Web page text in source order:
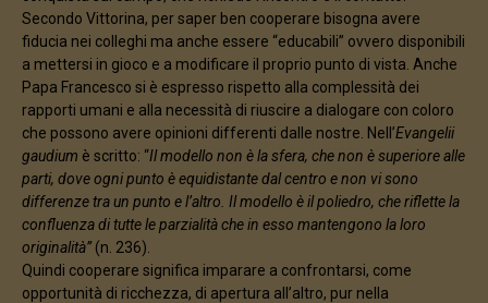
Secondo Vittorina, per saper ben cooperare bisogna avere
fiducia nei colleghi ma anche essere “educabili” ovvero disponibili
a mettersi in gioco e a modificare il proprio punto di vista. Anche
Papa Francesco si è espresso rispetto alla complessità dei
rapporti umani e alla necessità di riuscire a dialogare con coloro
che possono avere opinioni differenti dalle nostre. Nell’Evangelii
gaudium è scritto: “Il modello non è la sfera, che non è superiore alle
parti, dove ogni punto è equidistante dal centro e non vi sono
differenze tra un punto e l’altro. Il modello è il poliedro, che riflette la
confluenza di tutte le parzialità che in esso mantengono la loro
originalità”(n. 236).
Quindi cooperare significa imparare a confrontarsi, come
opportunità di ricchezza, di apertura all’altro, pur nella